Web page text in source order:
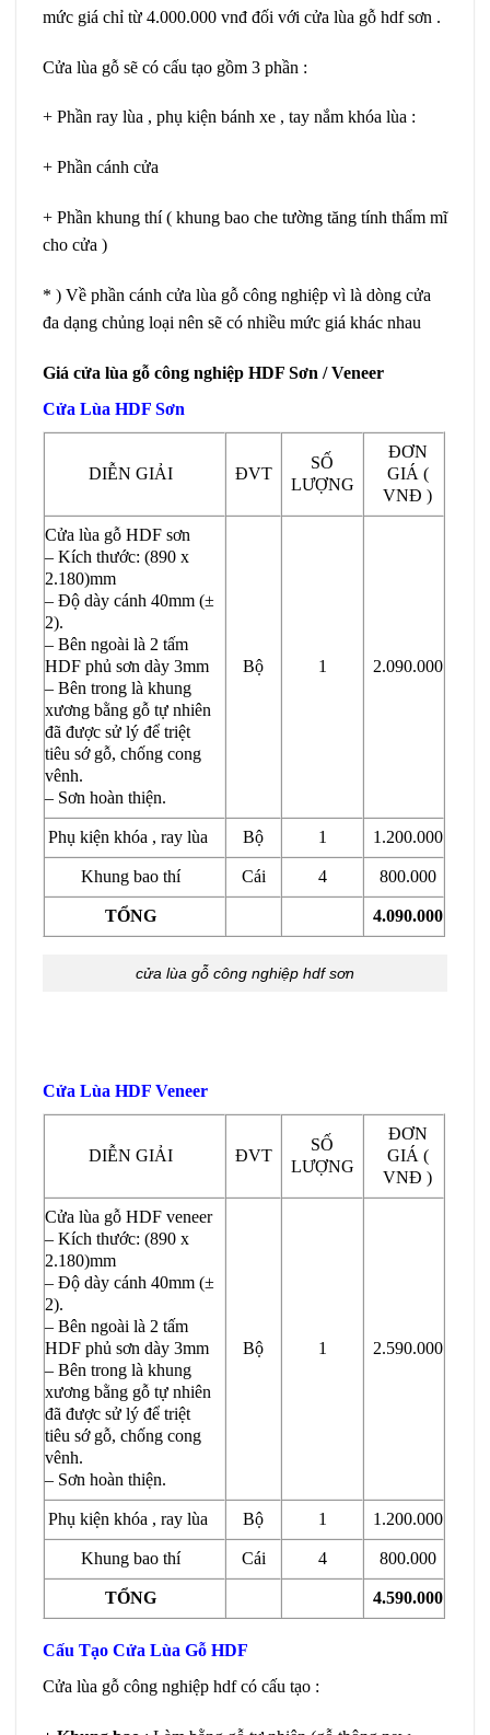
mức giá chỉ từ 4.000.000 vnđ đối với cửa lùa gỗ hdf sơn .
Cửa lùa gỗ sẽ có cấu tạo gồm 3 phần :
+ Phần ray lùa , phụ kiện bánh xe , tay nắm khóa lùa :
+ Phần cánh cửa
+ Phần khung thí ( khung bao che tường tăng tính thẩm mĩ
cho cửa )
* ) Về phần cánh cửa lùa gỗ công nghiệp vì là dòng cửa
đa dạng chủng loại nên sẽ có nhiều mức giá khác nhau
Giá cửa lùa gỗ công nghiệp HDF Sơn / Veneer
Cửa Lùa HDF Sơn
DIỄN GIẢI ĐVT
SỐ
LƯỢNG
ĐƠN
GIÁ (
VNĐ )
Cửa lùa gỗ HDF sơn
– Kích thước: (890 x
2.180)mm
– Độ dày cánh 40mm (±
2).
– Bên ngoài là 2 tấm
HDF phủ sơn dày 3mm
– Bên trong là khung
xương bằng gỗ tự nhiên
đã được sử lý để triệt
tiêu sớ gỗ, chống cong
vênh.
– Sơn hoàn thiện.
Bộ 1 2.090.000
Phụ kiện khóa , ray lùa Bộ 1 1.200.000
Khung bao thí Cái 4 800.000
TỔNG 4.090.000
cửa lùa gỗ công nghiệp hdf sơn
Cửa Lùa HDF Veneer
DIỄN GIẢI ĐVT
SỐ
LƯỢNG
ĐƠN
GIÁ (
VNĐ )
Cửa lùa gỗ HDF veneer
– Kích thước: (890 x
2.180)mm
– Độ dày cánh 40mm (±
2).
– Bên ngoài là 2 tấm
HDF phủ sơn dày 3mm
– Bên trong là khung
xương bằng gỗ tự nhiên
đã được sử lý để triệt
tiêu sớ gỗ, chống cong
vênh.
– Sơn hoàn thiện.
Bộ 1 2.590.000
Phụ kiện khóa , ray lùa Bộ 1 1.200.000
Khung bao thí Cái 4 800.000
TỔNG 4.590.000
Cấu Tạo Cửa Lùa Gỗ HDF
Cửa lùa gỗ công nghiệp hdf có cấu tạo :